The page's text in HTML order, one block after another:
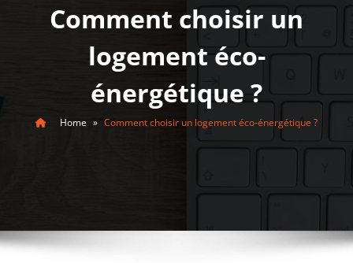
Comment choisir un
logement éco-
énergétique ?
Home » Comment choisir un logement éco-énergétique ?